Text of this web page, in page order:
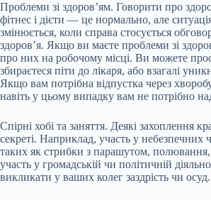
Проблеми зі здоров’ям. Говорити про
фітнес і дієти — це нормально, але
змінюється, коли справа стосується
здоров’я. Якщо ви маєте проблеми зі
про них на робочому місці. Ви можете
збираєтеся піти до лікаря, або взагалі
Якщо вам потрібна відпустка через
навіть у цьому випадку вам не потрібно
Спірні хобі та заняття. Деякі захоплення
секреті. Наприклад, участь у небезпечних
таких як стрибки з парашутом,
участь у громадській чи політичній
викликати у ваших колег заздрість чи осуд.